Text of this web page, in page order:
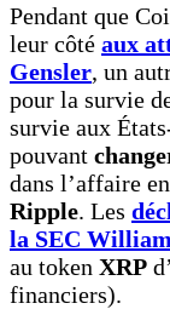
Pendant que
leur côté aux
Gensler, un
pour la survie
survie aux
pouvant
dans l’affaire
Ripple. Les
la SEC
au token XRP
financiers).